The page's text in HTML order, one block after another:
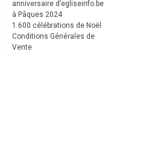
anniversaire d’egliseinfo.be
à Pâques 2024
1.600 célébrations de Noël
Conditions Générales de
Vente